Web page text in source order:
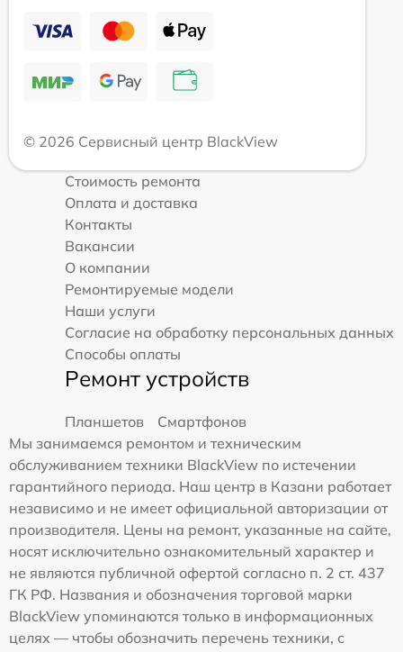
© 2026 Сервисный центр BlackView
Стоимость ремонта
Оплата и доставка
Контакты
Вакансии
О компании
Ремонтируемые модели
Наши услуги
Согласие на обработку персональных данных
Способы оплаты
Ремонт устройств
Планшетов
Смартфонов
Мы занимаемся ремонтом и техническим
обслуживанием техники BlackView по истечении
гарантийного периода. Наш центр в Казани работает
независимо и не имеет официальной авторизации от
производителя. Цены на ремонт, указанные на сайте,
носят исключительно ознакомительный характер и
не являются публичной офертой согласно п. 2 ст. 437
ГК РФ. Названия и обозначения торговой марки
BlackView упоминаются только в информационных
целях — чтобы обозначить перечень техники, с